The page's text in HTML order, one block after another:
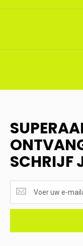
SCHRIJF
ONTVANGEN?
<br>SCHRIJF